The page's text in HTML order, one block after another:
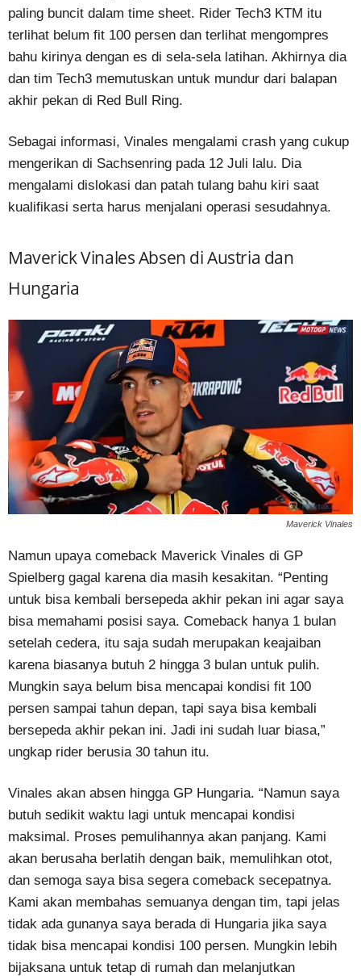
paling buncit dalam time sheet. Rider Tech3 KTM itu
terlihat belum fit 100 persen dan terlihat mengompres
bahu kirinya dengan es di sela-sela latihan. Akhirnya dia
dan tim Tech3 memutuskan untuk mundur dari balapan
akhir pekan di Red Bull Ring.
Sebagai informasi, Vinales mengalami crash yang cukup
mengerikan di Sachsenring pada 12 Juli lalu. Dia
mengalami dislokasi dan patah tulang bahu kiri saat
kualifikasi serta harus menjalani operasi sesudahnya.
Maverick Vinales Absen di Austria dan
Hungaria
Maverick Vinales
Namun upaya comeback Maverick Vinales di GP
Spielberg gagal karena dia masih kesakitan. “Penting
untuk bisa kembali bersepeda akhir pekan ini agar saya
bisa memahami posisi saya. Comeback hanya 1 bulan
setelah cedera, itu saja sudah merupakan keajaiban
karena biasanya butuh 2 hingga 3 bulan untuk pulih.
Mungkin saya belum bisa mencapai kondisi fit 100
persen sampai tahun depan, tapi saya bisa kembali
bersepeda akhir pekan ini. Jadi ini sudah luar biasa,”
ungkap rider berusia 30 tahun itu.
Vinales akan absen hingga GP Hungaria. “Namun saya
butuh sedikit waktu lagi untuk mencapai kondisi
maksimal. Proses pemulihannya akan panjang. Kami
akan berusaha berlatih dengan baik, memulihkan otot,
dan semoga saya bisa segera comeback secepatnya.
Kami akan membahas semuanya dengan tim, tapi jelas
tidak ada gunanya saya berada di Hungaria jika saya
tidak bisa mencapai kondisi 100 persen. Mungkin lebih
bijaksana untuk tetap di rumah dan melanjutkan